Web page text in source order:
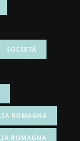
SOCIETÀ
ROMAGNA
ROMAGNA